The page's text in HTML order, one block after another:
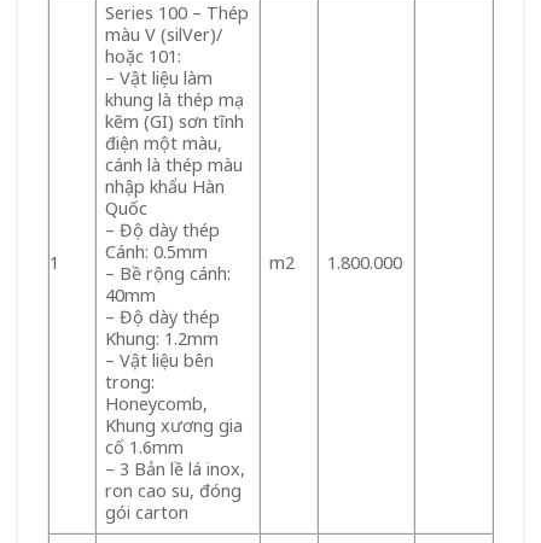
1
Series 100 – Thép
màu V (silVer)/
hoặc 101:
– Vật liệu làm
khung là thép mạ
kẽm (GI) sơn tĩnh
điện một màu,
cánh là thép màu
nhập khẩu Hàn
Quốc
– Độ dày thép
Cánh: 0.5mm
– Bề rộng cánh:
40mm
– Độ dày thép
Khung: 1.2mm
– Vật liệu bên
trong:
Honeycomb,
Khung xương gia
cố 1.6mm
– 3 Bản lề lá inox,
ron cao su, đóng
gói carton
m2 1.800.000